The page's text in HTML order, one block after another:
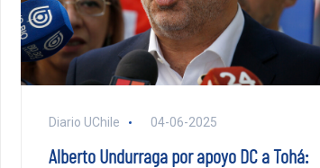
Diario UChile 04-06-2025
Alberto Undurraga por apoyo DC a Tohá: